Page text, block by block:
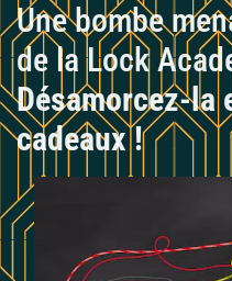
Une bombe
de la Lock
Désamorcez-la
cadeaux !